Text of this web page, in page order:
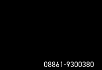
08861-9300380